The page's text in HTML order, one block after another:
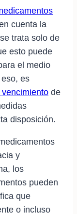
cuenta la
trata solo de
esto puede
el medio
es
de
disposición.
y
los
pueden
que
o incluso